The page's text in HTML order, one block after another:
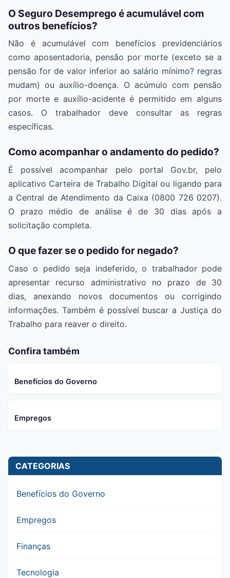
O Seguro Desemprego é acumulável com
outros benefícios?
Não é acumulável com benefícios previdenciários
como aposentadoria, pensão por morte (exceto se a
pensão for de valor inferior ao salário mínimo? regras
mudam) ou auxílio-doença. O acúmulo com pensão
por morte e auxílio-acidente é permitido em alguns
casos. O trabalhador deve consultar as regras
específicas.
Como acompanhar o andamento do pedido?
É possível acompanhar pelo portal Gov.br, pelo
aplicativo Carteira de Trabalho Digital ou ligando para
a Central de Atendimento da Caixa (0800 726 0207).
O prazo médio de análise é de 30 dias após a
solicitação completa.
O que fazer se o pedido for negado?
Caso o pedido seja indeferido, o trabalhador pode
apresentar recurso administrativo no prazo de 30
dias, anexando novos documentos ou corrigindo
informações. Também é possível buscar a Justiça do
Trabalho para reaver o direito.
Confira também
Benefícios do Governo
Empregos
CATEGORIAS
Benefícios do Governo
Empregos
Finanças
Tecnologia